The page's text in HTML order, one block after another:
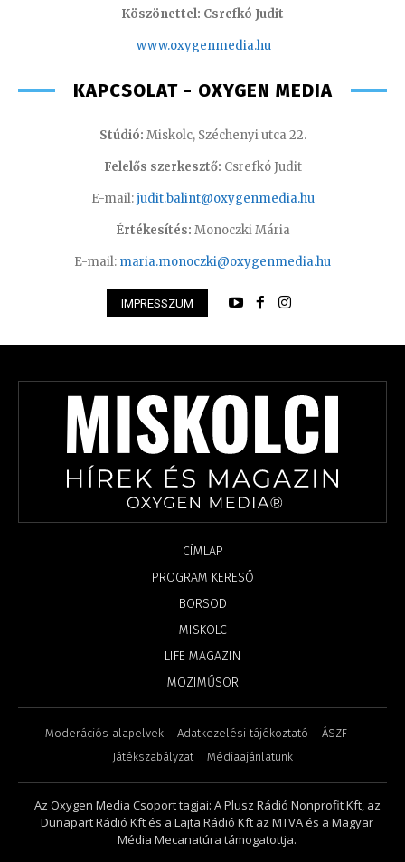
Köszönettel: Csrefkó Judit
www.oxygenmedia.hu
KAPCSOLAT - OXYGEN MEDIA
Stúdió: Miskolc, Széchenyi utca 22.
Felelős szerkesztő: Csrefkó Judit
E-mail:judit.balint@oxygenmedia.hu
Értékesítés: Monoczki Mária
E-mail: maria.monoczki@oxygenmedia.hu
IMPRESSZUM
CÍMLAP
PROGRAM KERESŐ
BORSOD
MISKOLC
LIFE MAGAZIN
MOZIMŰSOR
Moderációs alapelvek Adatkezelési tájékoztató
ÁSZF
Játékszabályzat
Médiaajánlatunk
Az Oxygen Media Csoport tagjai: A Plusz Rádió Nonprofit Kft, az
Dunapart Rádió Kft és a Lajta Rádió Kft az MTVA és a Magyar
Média Mecanatúra támogatottja.